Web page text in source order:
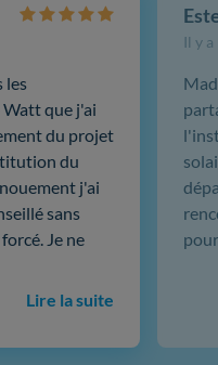
les
que j'ai
du projet
du
j'ai
sans
Je ne
Lire la suite
Il y